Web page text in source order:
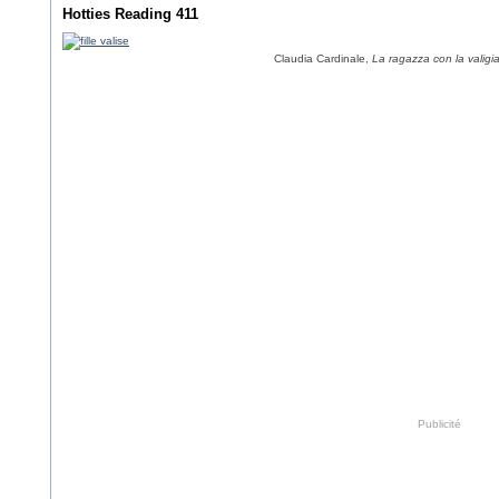
Hotties Reading 411
Claudia Cardinale, La ragazza con la valigia
Publicité